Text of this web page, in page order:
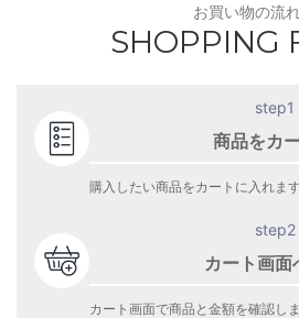
お買い物の流
SHOPPING
step1
商品をカ
購入したい商品をカートに入れます
step2
カート画面
カート画面で商品と金額を確認しま